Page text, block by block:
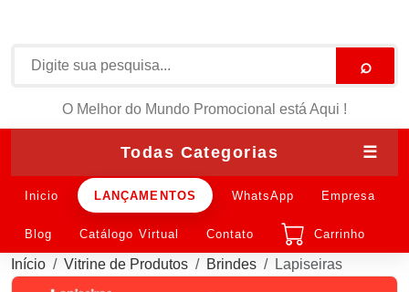
⌕
O Melhor do Mundo Promocional está Aqui !
Todas Categorias ☰
Inicio LANÇAMENTOS WhatsApp Empresa
Blog Catálogo Virtual Contato Carrinho
Início Vitrine de Produtos Brindes Lapiseiras